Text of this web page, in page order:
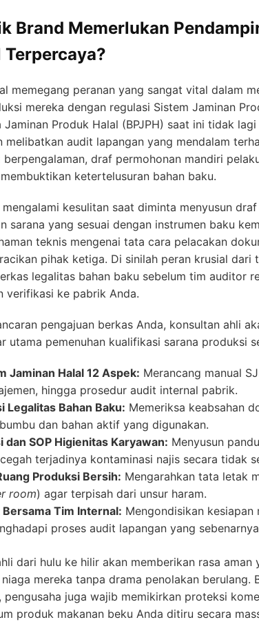
Brand Memerlukan
memegang peranan yang sangat vital dalam
mereka dengan regulasi Sistem Jaminan
Jaminan Produk Halal (BPJPH) saat ini tidak
melibatkan audit lapangan yang mendalam
draf permohonan mandiri
ketertelusuran bahan baku.
kesulitan saat diminta menyusun
sarana yang sesuai dengan instrumen baku
teknis mengenai tata cara pelacakan
pihak ketiga. Di sinilah peran krusial dari
legalitas bahan baku sebelum tim auditor
verifikasi ke pabrik Anda.
pengajuan berkas Anda, konsultan ahli
utama pemenuhan kualifikasi sarana produksi
Jaminan Halal 12 Aspek: Merancang manual
hingga prosedur audit internal pabrik.
Legalitas Bahan Baku: Memeriksa keabsahan
dan bahan aktif yang digunakan.
dan SOP Higienitas Karyawan: Menyusun
terjadinya kontaminasi najis secara tidak
Produksi Bersih: Mengarahkan tata letak
room) agar terpisah dari unsur haram.
Tim Internal: Mengondisikan
proses audit lapangan yang
dari hulu ke hilir akan memberikan rasa
mereka tanpa drama penolakan berulang.
pengusaha juga wajib memikirkan proteksi
produk makanan beku Anda ditiru secara